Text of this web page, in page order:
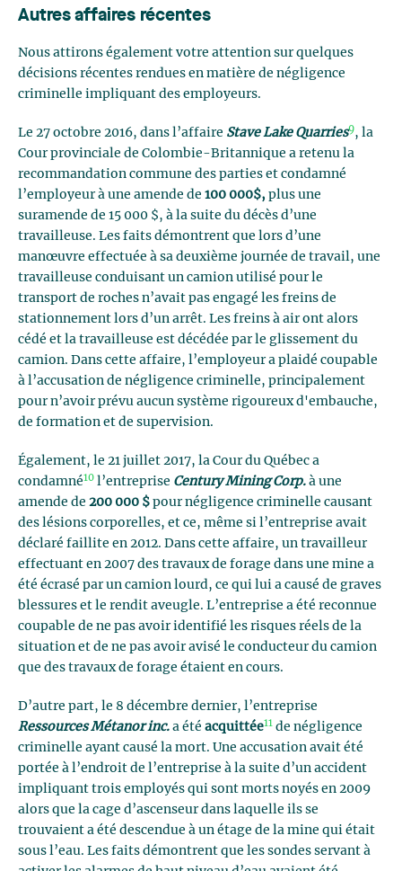
Autres affaires récentes
Nous attirons également votre attention sur quelques
décisions récentes rendues en matière de négligence
criminelle impliquant des employeurs.
Le 27 octobre 2016, dans l’affaire Stave Lake Quarries9, la
Cour provinciale de Colombie-Britannique a retenu la
recommandation commune des parties et condamné
l’employeur à une amende de 100 000$, plus une
suramende de 15 000 $, à la suite du décès d’une
travailleuse. Les faits démontrent que lors d’une
manœuvre effectuée à sa deuxième journée de travail, une
travailleuse conduisant un camion utilisé pour le
transport de roches n’avait pas engagé les freins de
stationnement lors d’un arrêt. Les freins à air ont alors
cédé et la travailleuse est décédée par le glissement du
camion. Dans cette affaire, l’employeur a plaidé coupable
à l’accusation de négligence criminelle, principalement
pour n’avoir prévu aucun système rigoureux d'embauche,
de formation et de supervision.
Également, le 21 juillet 2017, la Cour du Québec a
condamné10 l’entreprise Century Mining Corp. à une
amende de 200 000 $ pour négligence criminelle causant
des lésions corporelles, et ce, même si l’entreprise avait
déclaré faillite en 2012. Dans cette affaire, un travailleur
effectuant en 2007 des travaux de forage dans une mine a
été écrasé par un camion lourd, ce qui lui a causé de graves
blessures et le rendit aveugle. L’entreprise a été reconnue
coupable de ne pas avoir identifié les risques réels de la
situation et de ne pas avoir avisé le conducteur du camion
que des travaux de forage étaient en cours.
D’autre part, le 8 décembre dernier, l’entreprise
Ressources Métanor inc. a été acquittée11 de négligence
criminelle ayant causé la mort. Une accusation avait été
portée à l’endroit de l’entreprise à la suite d’un accident
impliquant trois employés qui sont morts noyés en 2009
alors que la cage d’ascenseur dans laquelle ils se
trouvaient a été descendue à un étage de la mine qui était
sous l’eau. Les faits démontrent que les sondes servant à